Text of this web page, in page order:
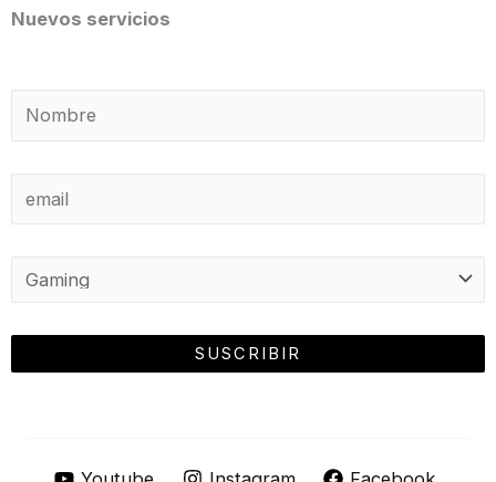
Nuevos servicios